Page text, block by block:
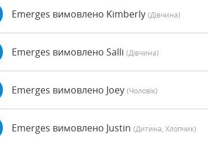
Emerges вимовлено Kimberly (дівчина)
Emerges вимовлено Salli (дівчина)
Emerges вимовлено Joey (чоловік)
Emerges вимовлено Justin (дитина, Хлопчик)